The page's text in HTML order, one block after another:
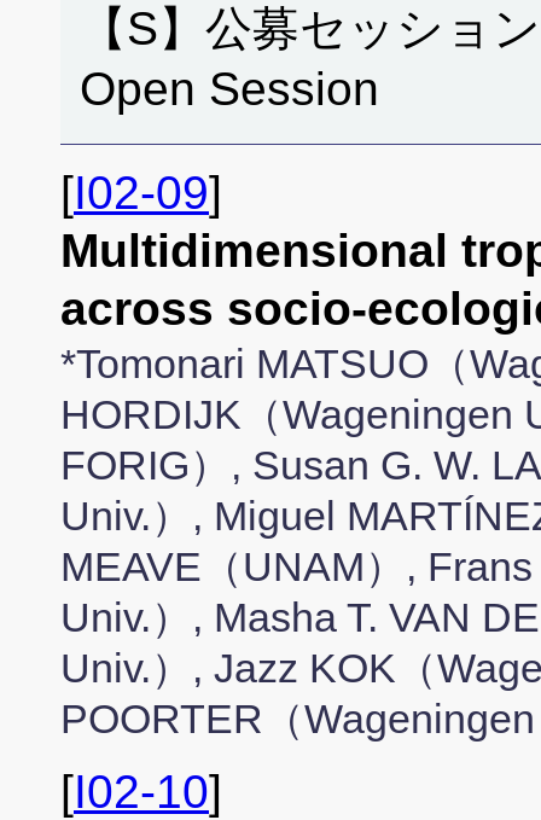
【S】公募セッショ
Open Session
[I02-09]
Multidimensional
across socio-
*Tomonari MATSUO（
HORDIJK（Wageningen
FORIG）, Susan G. W.
Univ.）, Miguel
MEAVE（UNAM）,
Univ.）, Masha T. VAN
Univ.）, Jazz KOK（
POORTER（
[I02-10]